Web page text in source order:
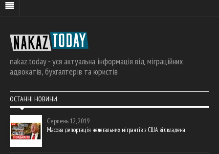
nakaz.today - уся актуальна інформація від міграційних
адвокатів, бухгалтерів та юристів
ОСТАННІ НОВИНИ
Серпень 12, 2019
Масова депортація нелегальних мігрантів з США відкладена